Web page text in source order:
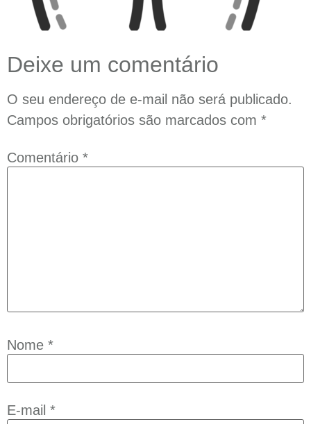
Deixe um comentário
O seu endereço de e-mail não será publicado.
Campos obrigatórios são marcados com *
Comentário *
Nome *
E-mail *